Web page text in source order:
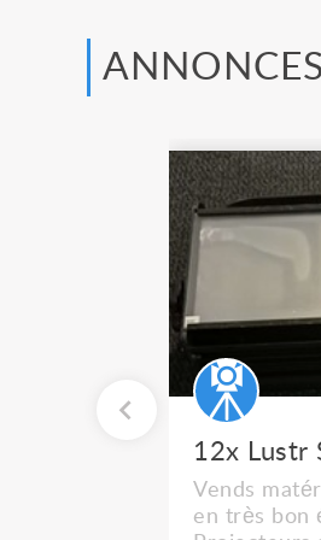
Vends
en très bon